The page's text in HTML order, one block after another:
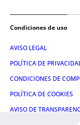
Condiciones de uso
AVISO LEGAL
POLÍTICA DE
CONDICIONES DE
POLÍTICA DE COOKIES
AVISO DE